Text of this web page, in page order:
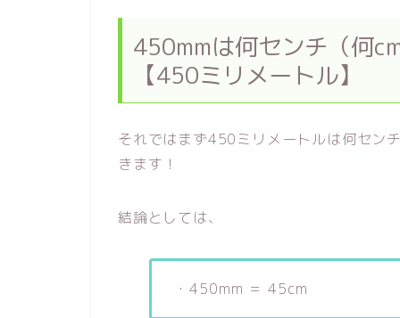
450mmは何センチ（何
【450ミリメートル】
それではまず450ミリメートルは何セン
きます！
結論としては、
・450mm ＝ 45cm